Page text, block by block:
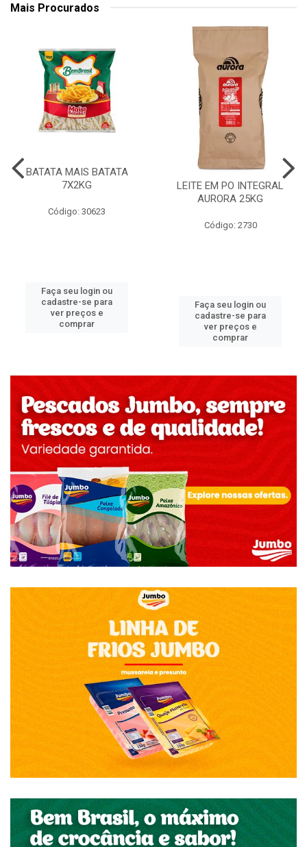
Mais Procurados
BATATA MAIS BATATA
7X2KG
Código: 30623
Faça seu login ou
cadastre-se para
ver preços e
comprar
LEITE EM PO INTEGRAL
AURORA 25KG
Código: 2730
Faça seu login ou
cadastre-se para
ver preços e
comprar